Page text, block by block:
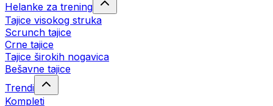
Helanke za trening
Tajice visokog struka
Scrunch tajice
Crne tajice
Tajice širokih nogavica
Bešavne tajice
Trendi
Kompleti